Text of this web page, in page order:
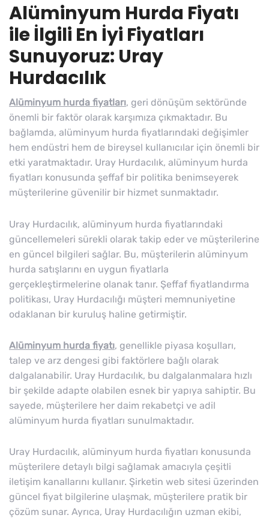
Alüminyum Hurda Fiyatı
ile İlgili En İyi Fiyatları
Sunuyoruz: Uray
Hurdacılık
Alüminyum hurda fiyatları, geri dönüşüm sektöründe
önemli bir faktör olarak karşımıza çıkmaktadır. Bu
bağlamda, alüminyum hurda fiyatlarındaki değişimler
hem endüstri hem de bireysel kullanıcılar için önemli bir
etki yaratmaktadır. Uray Hurdacılık, alüminyum hurda
fiyatları konusunda şeffaf bir politika benimseyerek
müşterilerine güvenilir bir hizmet sunmaktadır.
Uray Hurdacılık, alüminyum hurda fiyatlarındaki
güncellemeleri sürekli olarak takip eder ve müşterilerine
en güncel bilgileri sağlar. Bu, müşterilerin alüminyum
hurda satışlarını en uygun fiyatlarla
gerçekleştirmelerine olanak tanır. Şeffaf fiyatlandırma
politikası, Uray Hurdacılığı müşteri memnuniyetine
odaklanan bir kuruluş haline getirmiştir.
Alüminyum hurda fiyatı, genellikle piyasa koşulları,
talep ve arz dengesi gibi faktörlere bağlı olarak
dalgalanabilir. Uray Hurdacılık, bu dalgalanmalara hızlı
bir şekilde adapte olabilen esnek bir yapıya sahiptir. Bu
sayede, müşterilere her daim rekabetçi ve adil
alüminyum hurda fiyatları sunulmaktadır.
Uray Hurdacılık, alüminyum hurda fiyatları konusunda
müşterilere detaylı bilgi sağlamak amacıyla çeşitli
iletişim kanallarını kullanır. Şirketin web sitesi üzerinden
güncel fiyat bilgilerine ulaşmak, müşterilere pratik bir
çözüm sunar. Ayrıca, Uray Hurdacılığın uzman ekibi,